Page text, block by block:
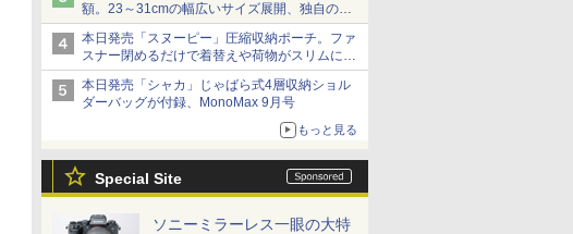
額。23～31cmの幅広いサイズ展開、独自のク
ッション素材を採用
本日発売「スヌーピー」圧縮収納ポーチ。ファ
スナー閉めるだけで着替えや荷物がスリムにま
とまる
本日発売「シャカ」じゃばら式4層収納ショル
ダーバッグが付録、MonoMax 9月号
もっと見る
Special Site
ソニーミラーレス一眼の大特